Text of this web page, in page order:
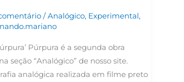
/Analógico, Experimental,
Púrpura é a segunda obra
seção “Analógico” de nosso site.
analógica realizada em filme preto